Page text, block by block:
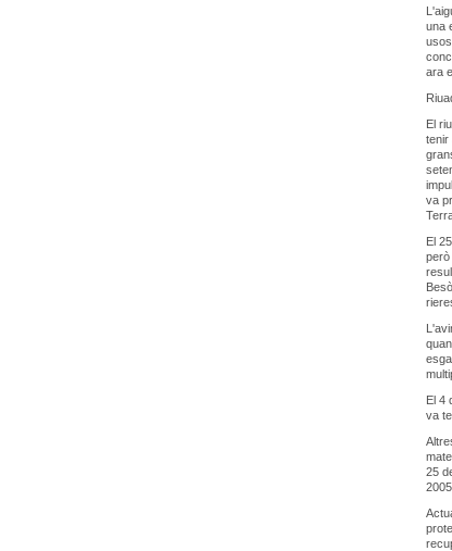
una
ara
El
tenir
va
El
però
El 4
va
25